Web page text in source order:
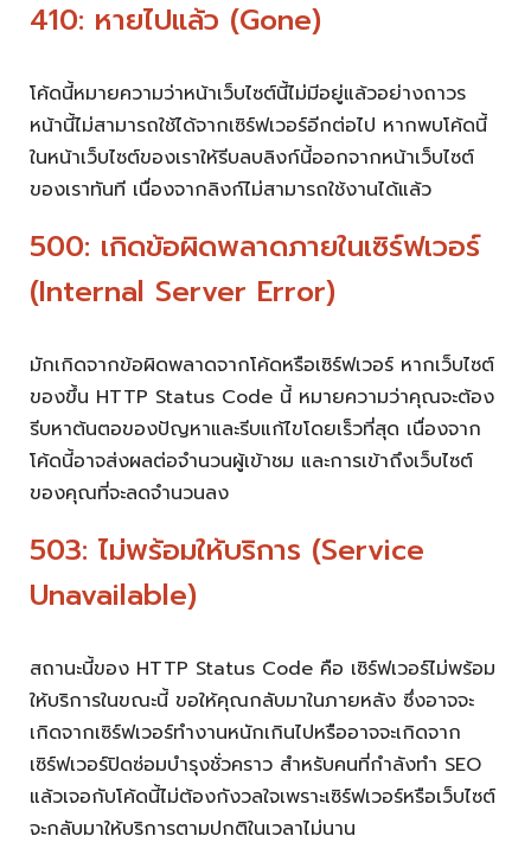
410: หายไปแล้ว (Gone)
โค้ดนี้หมายความว่าหน้าเว็บไซต์นี้ไม่มีอยู่แล้วอย่างถาวร
หน้านี้ไม่สามารถใช้ได้จากเซิร์ฟเวอร์อีกต่อไป หากพบโค้ดนี้
ในหน้าเว็บไซต์ของเราให้รีบลบลิงก์นี้ออกจากหน้าเว็บไซต์
ของเราทันที เนื่องจากลิงก์ไม่สามารถใช้งานได้แล้ว
500: เกิดข้อผิดพลาดภายในเซิร์ฟเวอร์
(Internal Server Error)
มักเกิดจากข้อผิดพลาดจากโค้ดหรือเซิร์ฟเวอร์ หากเว็บไซต์
ของขึ้น HTTP Status Code นี้ หมายความว่าคุณจะต้อง
รีบหาต้นตอของปัญหาและรีบแก้ไขโดยเร็วที่สุด เนื่องจาก
โค้ดนี้อาจส่งผลต่อจำนวนผู้เข้าชม และการเข้าถึงเว็บไซต์
ของคุณที่จะลดจำนวนลง
503: ไม่พร้อมให้บริการ (Service
Unavailable)
สถานะนี้ของ HTTP Status Code คือ เซิร์ฟเวอร์ไม่พร้อม
ให้บริการในขณะนี้ ขอให้คุณกลับมาในภายหลัง ซึ่งอาจจะ
เกิดจากเซิร์ฟเวอร์ทำงานหนักเกินไปหรืออาจจะเกิดจาก
เซิร์ฟเวอร์ปิดซ่อมบำรุงชั่วคราว สำหรับคนที่กำลังทำ SEO
แล้วเจอกับโค้ดนี้ไม่ต้องกังวลใจเพราะเซิร์ฟเวอร์หรือเว็บไซต์
จะกลับมาให้บริการตามปกติในเวลาไม่นาน